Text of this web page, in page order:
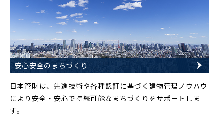
安心安全のまちづくり
日本管財は、先進技術や各種認証に基づく建物管理ノウハウ
により安全・安心で持続可能なまちづくりをサポートしま
す。